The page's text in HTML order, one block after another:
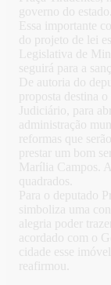
governo do estado.
Essa importante
do projeto de lei
Legislativa de
seguirá para a
De autoria do
proposta destina
Judiciário, para
administração
reformas que
prestar um bom
Marília Campos.
quadrados.
Para o deputado
simboliza uma
alegria poder
acordado com o
cidade esse
reafirmou.